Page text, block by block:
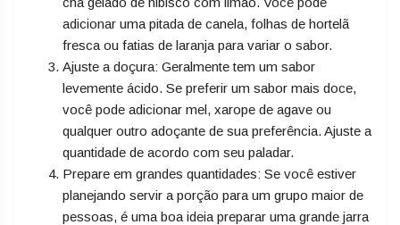
adicionar uma pitada de canela, folhas de hortelã
fresca ou fatias de laranja para variar o sabor.
Ajuste a doçura: Geralmente tem um sabor
levemente ácido. Se preferir um sabor mais doce,
você pode adicionar mel, xarope de agave ou
qualquer outro adoçante de sua preferência. Ajuste a
quantidade de acordo com seu paladar.
Prepare em grandes quantidades: Se você estiver
planejando servir a porção para um grupo maior de
pessoas, é uma boa ideia preparar uma grande jarra